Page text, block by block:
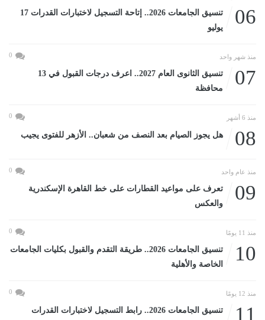
06
تنسيق الجامعات 2026.. إتاحة التسجيل لاختبارات القدرات 17
يوليو
منذ شهر واحد 0
07
تنسيق الثانوى العام 2027.. اعرف درجات القبول في 13
محافظة
منذ 6 أشهر 0
08 هل يجوز الصيام بعد النصف من شعبان.. الأزهر للفتوى يجيب
منذ عام واحد 0
09
تعرف على مواعيد القطارات على خط القاهرة الإسكندرية
والعكس
منذ 11 يومًا 0
10
تنسيق الجامعات 2026.. طريقة التقدم والقبول بكليات الجامعات
الخاصة والأهلية
منذ 12 يومًا 0
11
تنسيق الجامعات 2026.. رابط التسجيل لاختبارات القدرات